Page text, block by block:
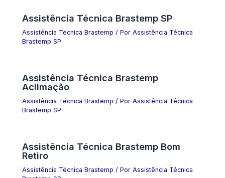
Assistência Técnica Brastemp SP
Assistência Técnica Brastemp / PorAssistência Técnica
Brastemp SP
Assistência Técnica Brastemp
Aclimação
Assistência Técnica Brastemp / PorAssistência Técnica
Brastemp SP
Assistência Técnica Brastemp Bom
Retiro
Assistência Técnica Brastemp / PorAssistência Técnica